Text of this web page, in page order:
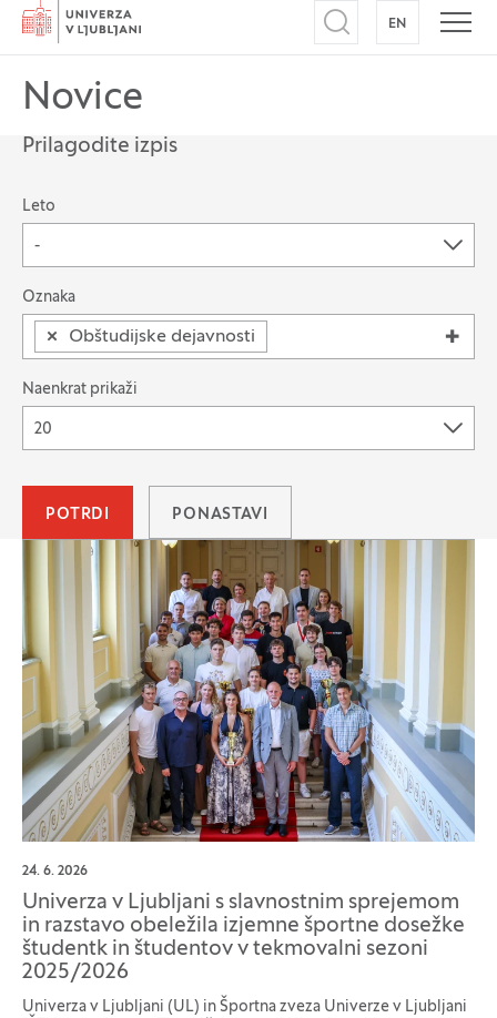
Domov
Odpri iskalnik
EN NA
Novice
Prilagodite izpis
Možnost filtriranja zapisov
Leto
-
Oznaka
× Obštudijske dejavnosti
Naenkrat prikaži
20
POTRDI PONASTAVI
24. 6. 2026
Univerza v Ljubljani s slavnostnim sprejemom
in razstavo obeležila izjemne športne dosežke
študentk in študentov v tekmovalni sezoni
2025/2026
Univerza v Ljubljani (UL) in Športna zveza Univerze v Ljubljani